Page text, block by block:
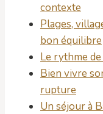
contexte
Plages,
bon équilibre
Le rythme
Bien vivre
rupture
Un séjour à